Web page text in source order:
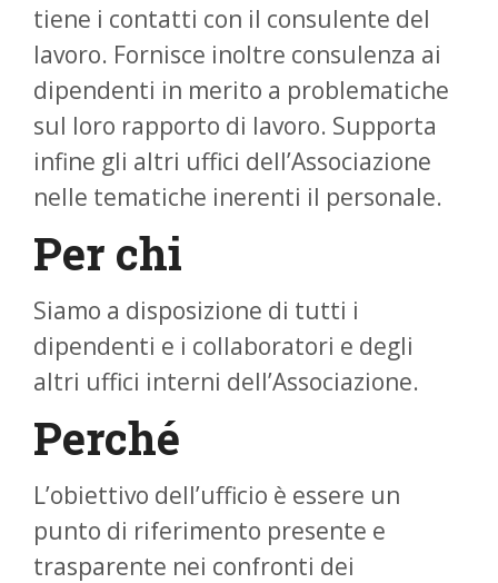
tiene i contatti con il consulente del
lavoro. Fornisce inoltre consulenza ai
dipendenti in merito a problematiche
sul loro rapporto di lavoro. Supporta
infine gli altri uffici dell’Associazione
nelle tematiche inerenti il personale.
Per chi
Siamo a disposizione di tutti i
dipendenti e i collaboratori e degli
altri uffici interni dell’Associazione.
Perché
L’obiettivo dell’ufficio è essere un
punto di riferimento presente e
trasparente nei confronti dei